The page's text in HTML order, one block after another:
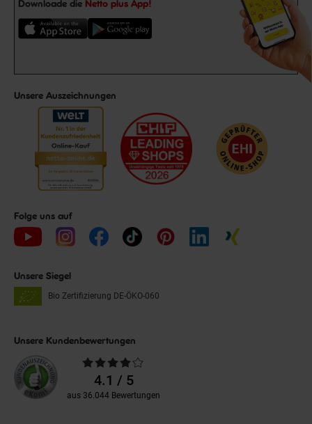
Downloade die Netto plus App!
Unsere Auszeichnungen
Folge uns auf
Unsere Siegel
Bio Zertifizierung DE-ÖKO-060
Unsere Kundenbewertungen
Durchschnittliche
Bewertungen4.1 / 5
aus 36.044 Bewertungen